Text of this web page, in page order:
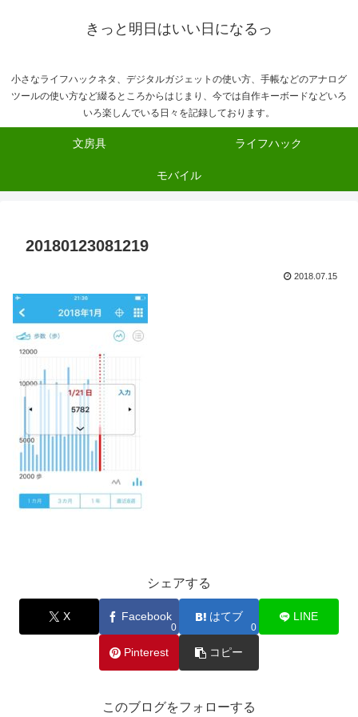
きっと明日はいい日になるっ
小さなライフハックネタ、デジタルガジェットの使い方、手帳などのアナログ
ツールの使い方など綴るところからはじまり、今では自作キーボードなどいろ
いろ楽しんでいる日々を記録しております。
文房具 ライフハック
モバイル
20180123081219
2018.07.15
シェアする
X Facebook
0
はてブ
0
LINE
Pinterest コピー
このブログをフォローする